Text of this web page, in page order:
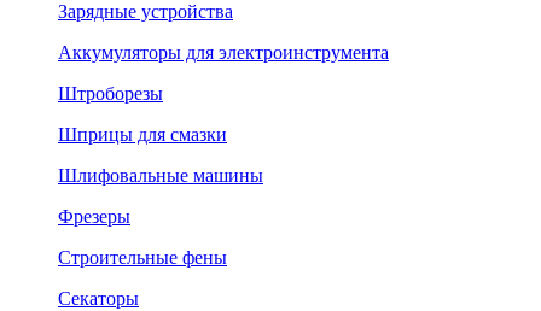
Зарядные устройства
Аккумуляторы для электроинструмента
Штроборезы
Шприцы для смазки
Шлифовальные машины
Фрезеры
Строительные фены
Секаторы